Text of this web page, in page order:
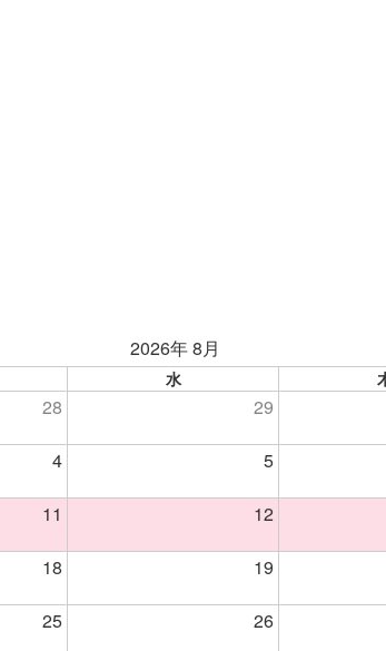
2026年 8月
水
28 29
4 5
11 12
18 19
25 26